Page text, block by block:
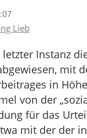
Lieb
Instanz
mit
in
von der
für das
mit der der